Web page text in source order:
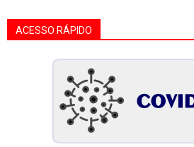
ACESSO RÁPIDO